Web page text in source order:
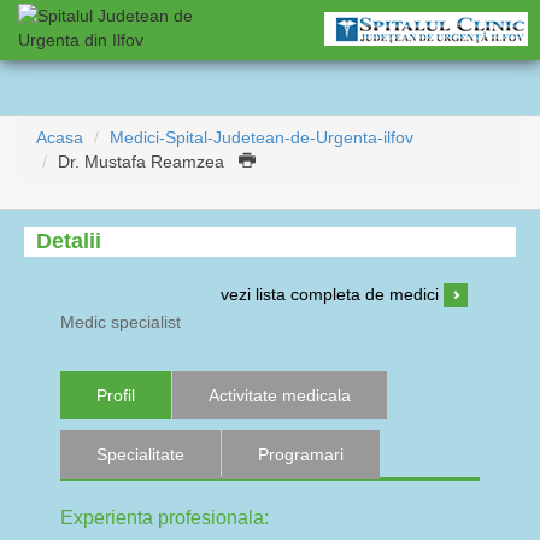
Acasa
Medici-Spital-Judetean-de-Urgenta-ilfov
Dr. Mustafa Reamzea
Detalii
vezi lista completa de medici
Medic specialist
Profil Activitate medicala
Specialitate Programari
Experienta profesionala: